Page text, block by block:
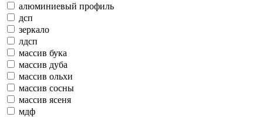
алюминиевый профиль
дсп
зеркало
лдсп
массив бука
массив дуба
массив ольхи
массив сосны
массив ясеня
мдф